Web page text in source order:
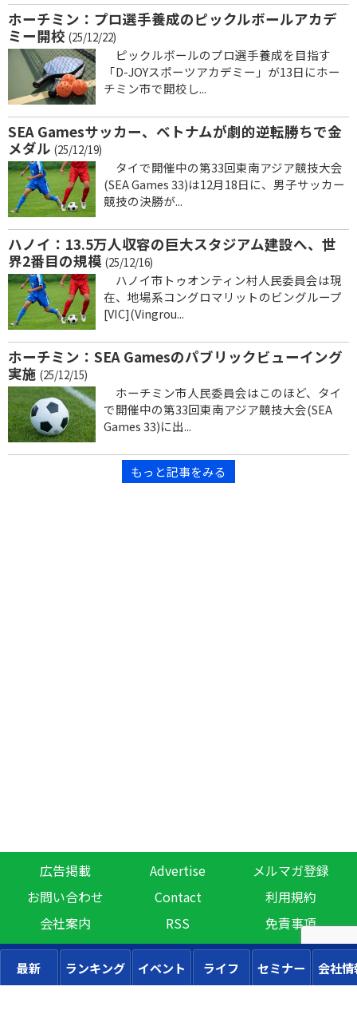
ホーチミン：プロ選手養成のピックルボールアカデ
ミー開校 (25/12/22)
ピックルボールのプロ選手養成を目指す
「D-JOYスポーツアカデミー」が13日にホー
チミン市で開校し...
SEA Gamesサッカー、ベトナムが劇的逆転勝ちで金
メダル (25/12/19)
タイで開催中の第33回東南アジア競技大会
(SEA Games 33)は12月18日に、男子サッカー
競技の決勝が...
ハノイ：13.5万人収容の巨大スタジアム建設へ、世
界2番目の規模 (25/12/16)
ハノイ市トゥオンティン村人民委員会は現
在、地場系コングロマリットのビングループ
[VIC](Vingrou...
ホーチミン：SEA Gamesのパブリックビューイング
実施 (25/12/15)
ホーチミン市人民委員会はこのほど、タイ
で開催中の第33回東南アジア競技大会(SEA
Games 33)に出...
もっと記事をみる
広告掲載 Advertise
メルマガ登録
お問い合わせ
Contact
利用規約
会社案内
RSS 免責事項
最新 ランキング イベント ライフ セミナー 会社